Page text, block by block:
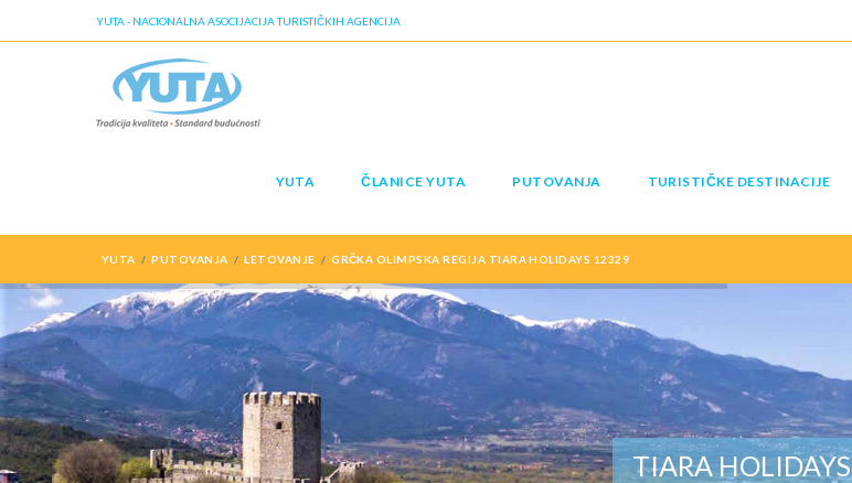
YUTA - NACIONALNA ASOCIJACIJA TURISTIČKIH AGENCIJA
YUTA ČLANICE YUTA PUTOVANJA TURISTIČKE DESTINACIJE
YUTA PUTOVANJA LETOVANJE GRČKA OLIMPSKA REGIJA TIARA HOLIDAYS 12329
TIARA HOLIDAYS